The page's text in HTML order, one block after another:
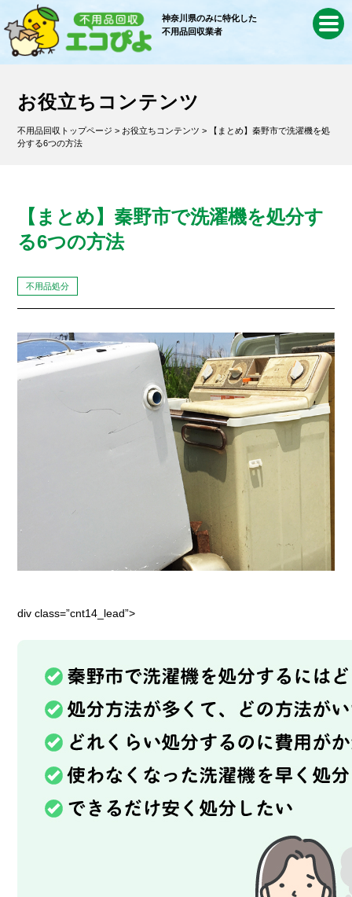
神奈川県のみに特化した
不用品回収業者
お役立ちコンテンツ
不用品回収トップページ > お役立ちコンテンツ > 【まとめ】秦野市で洗濯機を処
分する6つの方法
【まとめ】秦野市で洗濯機を処分す
る6つの方法
不用品処分
div class=”cnt14_lead”>